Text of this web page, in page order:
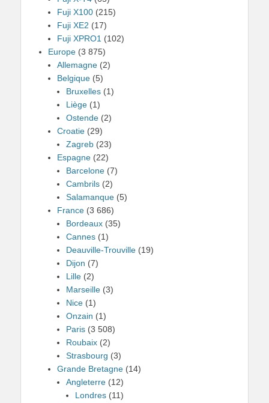
Fuji X100 (215)
Fuji XE2 (17)
Fuji XPRO1 (102)
Europe (3 875)
Allemagne (2)
Belgique (5)
Bruxelles (1)
Liège (1)
Ostende (2)
Croatie (29)
Zagreb (23)
Espagne (22)
Barcelone (7)
Cambrils (2)
Salamanque (5)
France (3 686)
Bordeaux (35)
Cannes (1)
Deauville-Trouville (19)
Dijon (7)
Lille (2)
Marseille (3)
Nice (1)
Onzain (1)
Paris (3 508)
Roubaix (2)
Strasbourg (3)
Grande Bretagne (14)
Angleterre (12)
Londres (11)